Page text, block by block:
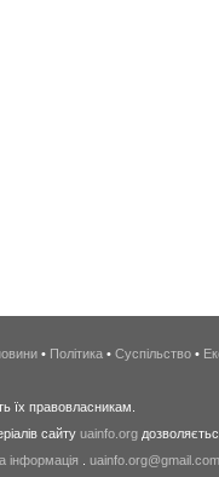
• Політика • Суспільство •
їх правовласникам.
сайту uainfo.org
інформація uainfo.org@gmail.com